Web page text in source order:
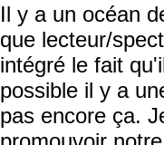
Il y a un océan
que lecteur/
intégré le fait
possible il y a
pas encore ça.